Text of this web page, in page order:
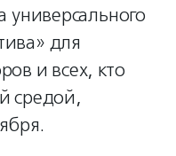
универсального
для
и всех, кто
средой,